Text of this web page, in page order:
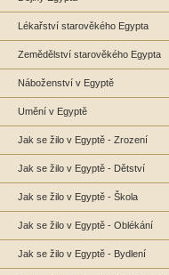
Lékařství starověkého Egypta
Zemědělství starověkého Egypta
Náboženství v Egyptě
Umění v Egyptě
Jak se žilo v Egyptě - Zrození
Jak se žilo v Egyptě - Dětství
Jak se žilo v Egyptě - Škola
Jak se žilo v Egyptě - Oblékání
Jak se žilo v Egyptě - Bydlení